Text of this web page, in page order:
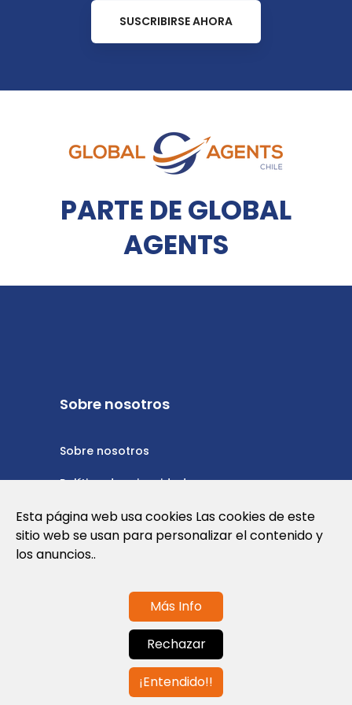
SUSCRIBIRSE AHORA
PARTE DE GLOBAL
AGENTS
Sobre nosotros
Sobre nosotros
Política de privacidad
Política de cookies
Nota Legal y Condiciones de Uso de la
Contáctanos
info@globalagents.net
Esta página web usa cookies Las cookies de este
sitio web se usan para personalizar el contenido y
los anuncios..
Más Info
Rechazar
¡Entendido!!